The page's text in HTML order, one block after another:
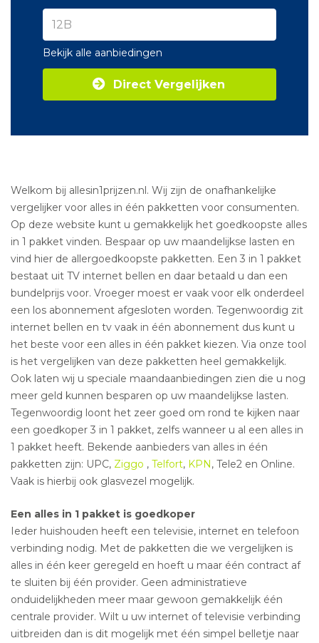
Bekijk alle aanbiedingen
Direct Vergelijken
Welkom bij allesin1prijzen.nl. Wij zijn de onafhankelijke
vergelijker voor alles in één pakketten voor consumenten.
Op deze website kunt u gemakkelijk het goedkoopste alles
in 1 pakket vinden. Bespaar op uw maandelijkse lasten en
vind hier de allergoedkoopste pakketten. Een 3 in 1 pakket
bestaat uit TV internet bellen en daar betaald u dan een
bundelprijs voor. Vroeger moest er vaak voor elk onderdeel
een los abonnement afgesloten worden. Tegenwoordig zit
internet bellen en tv vaak in één abonnement dus kunt u
het beste voor een alles in één pakket kiezen. Via onze tool
is het vergelijken van deze pakketten heel gemakkelijk.
Ook laten wij u speciale maandaanbiedingen zien die u nog
meer geld kunnen besparen op uw maandelijkse lasten.
Tegenwoordig loont het zeer goed om rond te kijken naar
een goedkoper 3 in 1 pakket, zelfs wanneer u al een alles in
1 pakket heeft. Bekende aanbieders van alles in één
pakketten zijn: UPC, Ziggo , Telfort, KPN, Tele2 en Online.
Vaak is hierbij ook glasvezel mogelijk.
Een alles in 1 pakket is goedkoper
Ieder huishouden heeft een televisie, internet en telefoon
verbinding nodig. Met de pakketten die we vergelijken is
alles in één keer geregeld en hoeft u maar één contract af
te sluiten bij één provider. Geen administratieve
onduidelijkheden meer maar gewoon gemakkelijk één
centrale provider. Wilt u uw internet of televisie verbinding
uitbreiden dan is dit mogelijk met één simpel belletje naar